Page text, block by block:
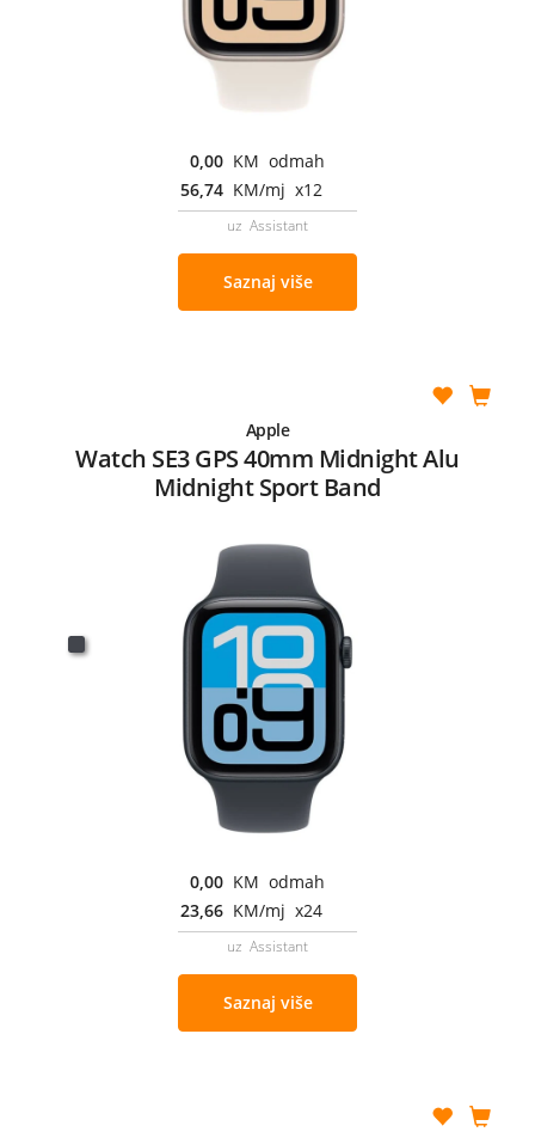
0,00 KM odmah
56,74 KM/mj x12
uz Assistant
Saznaj više
Apple
Watch SE3 GPS 40mm Midnight Alu
Midnight Sport Band
0,00 KM odmah
23,66 KM/mj x24
uz Assistant
Saznaj više